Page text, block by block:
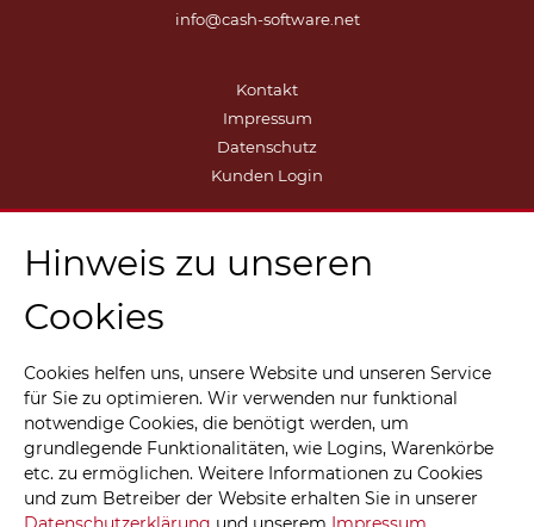
info@cash-software.net
Kontakt
Impressum
Datenschutz
Kunden Login
Hinweis zu unseren
Cookies
Cookies helfen uns, unsere Website und unseren Service
für Sie zu optimieren. Wir verwenden nur funktional
notwendige Cookies, die benötigt werden, um
grundlegende Funktionalitäten, wie Logins, Warenkörbe
etc. zu ermöglichen. Weitere Informationen zu Cookies
und zum Betreiber der Website erhalten Sie in unserer